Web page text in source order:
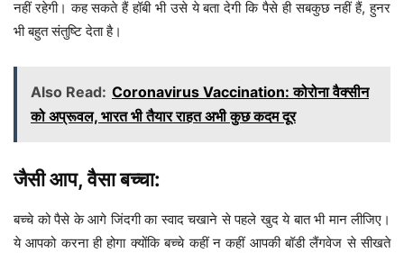
नहीं रहेगी। कह सकते हैं हॉबी भी उसे ये बता देगी कि पैसे ही सबकुछ नहीं हैं, हुनर
भी बहुत संतुष्टि देता है।
Also Read: Coronavirus Vaccination: कोरोना वैक्सीन
को अप्रूवल, भारत भी तैयार राहत अभी कुछ कदम दूर
जैसी आप, वैसा बच्चा:
बच्चे को पैसे के आगे जिंदगी का स्वाद चखाने से पहले खुद ये बात भी मान लीजिए।
ये आपको करना ही होगा क्योंकि बच्चे कहीं न कहीं आपकी बॉडी लैंगवेज से सीखते